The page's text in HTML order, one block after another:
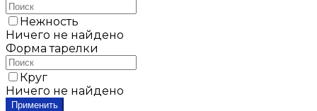
Нежность
Ничего не найдено
Форма тарелки
Круг
Ничего не найдено